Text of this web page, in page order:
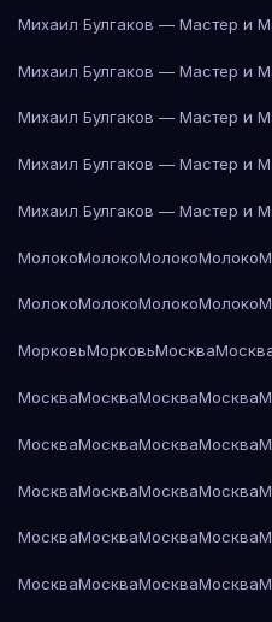
Михаил Булгаков — Мастер и
Михаил Булгаков — Мастер и
Михаил Булгаков — Мастер и
Михаил Булгаков — Мастер и
Михаил Булгаков — Мастер и
МолокоМолокоМолокоМолоко
МолокоМолокоМолокоМолоко
МорковьМорковьМосква
МоскваМоскваМоскваМосква
МоскваМоскваМоскваМосква
МоскваМоскваМоскваМосква
МоскваМоскваМоскваМосква
МоскваМоскваМоскваМосква